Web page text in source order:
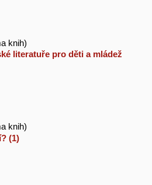
knih)
literatuře pro děti a mládež
knih)
(1)